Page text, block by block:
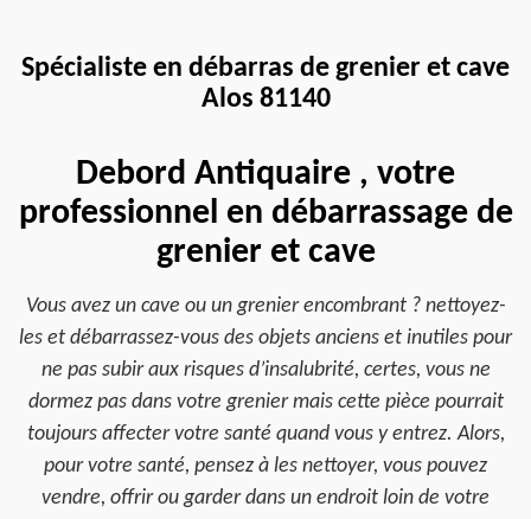
Spécialiste en débarras de grenier et cave
Alos 81140
Debord Antiquaire , votre
professionnel en débarrassage de
grenier et cave
Vous avez un cave ou un grenier encombrant ? nettoyez-
les et débarrassez-vous des objets anciens et inutiles pour
ne pas subir aux risques d’insalubrité, certes, vous ne
dormez pas dans votre grenier mais cette pièce pourrait
toujours affecter votre santé quand vous y entrez. Alors,
pour votre santé, pensez à les nettoyer, vous pouvez
vendre, offrir ou garder dans un endroit loin de votre